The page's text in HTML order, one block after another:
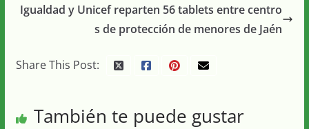
Igualdad y Unicef reparten 56 tablets entre centro
s de protección de menores de Jaén
Share This Post:
También te puede gustar